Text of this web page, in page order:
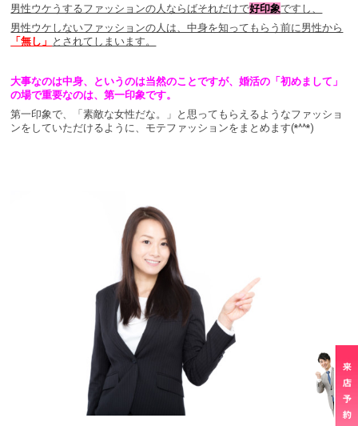
男性ウケうするファッションの人ならばそれだけで好印象ですし、
男性ウケしないファッションの人は、中身を知ってもらう前に男性から
「無し」 とされてしまいます。
大事なのは中身、というのは当然のことですが、婚活の「初めまして」
の場で重要なのは、第一印象です。
第一印象で、「素敵な女性だな。」と思ってもらえるようなファッショ
ンをしていただけるように、モテファッションをまとめます(*^^*)